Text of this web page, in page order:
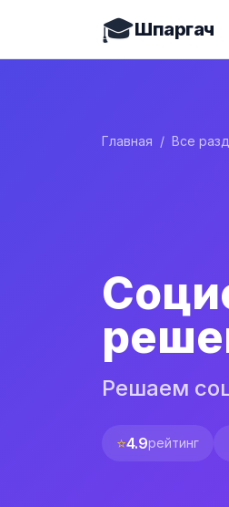
🎓Шпаргач
Главная / Все
Решаем
⭐4.9рейтинг